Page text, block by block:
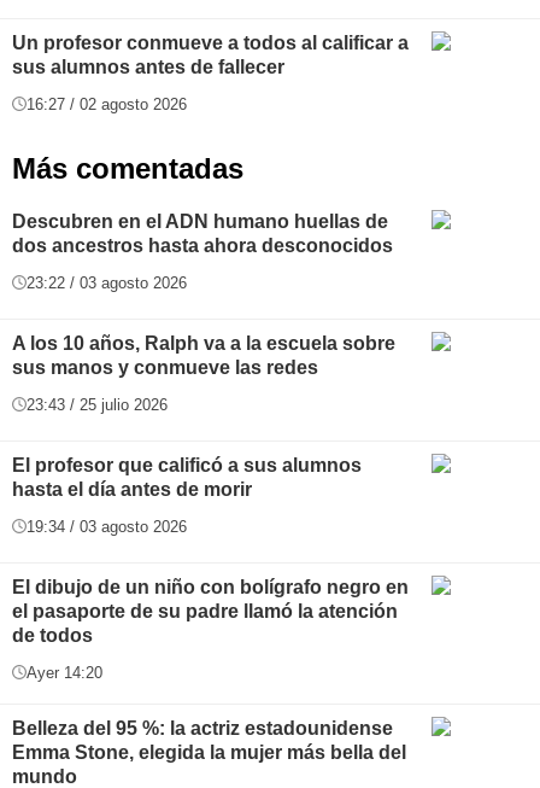
Un profesor conmueve a todos al calificar a
sus alumnos antes de fallecer
16:27 / 02 agosto 2026
Más comentadas
Descubren en el ADN humano huellas de
dos ancestros hasta ahora desconocidos
23:22 / 03 agosto 2026
A los 10 años, Ralph va a la escuela sobre
sus manos y conmueve las redes
23:43 / 25 julio 2026
El profesor que calificó a sus alumnos
hasta el día antes de morir
19:34 / 03 agosto 2026
El dibujo de un niño con bolígrafo negro en
el pasaporte de su padre llamó la atención
de todos
Ayer 14:20
Belleza del 95 %: la actriz estadounidense
Emma Stone, elegida la mujer más bella del
mundo